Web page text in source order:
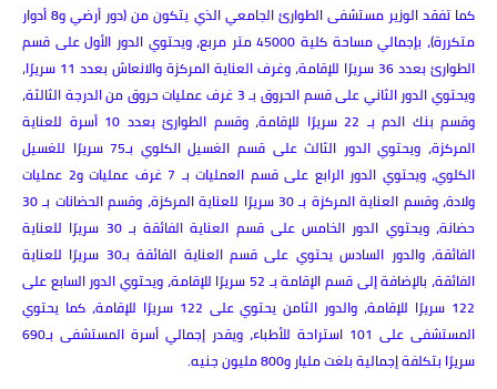
كما تفقد الوزير مستشفى الطوارئ الجامعي الذي يتكون من (دور أرضي و8 أدوار
متكررة)، بإجمالي مساحة كلية 45000 متر مربع، ويحتوي الدور الأول على قسم
الطوارئ بعدد 36 سريرًا للإقامة، وغرف العناية المركزة والانعاش بعدد 11 سريرًا،
ويحتوي الدور الثاني على قسم الحروق بـ 3 غرف عمليات حروق من الدرجة الثالثة،
وقسم بنك الدم بـ 22 سريرًا للإقامة، وقسم الطوارئ بعدد 10 أسرة للعناية
المركزة، ويحتوي الدور الثالث على قسم الغسيل الكلوي بـ75 سريرًا للغسيل
الكلوي، ويحتوي الدور الرابع على قسم العمليات بـ 7 غرف عمليات و2 عمليات
ولادة، وقسم العناية المركزة بـ 30 سريرًا للعناية المركزة، وقسم الحضانات بـ 30
حضانة، ويحتوي الدور الخامس على قسم العناية الفائقة بـ 30 سريرًا للعناية
الفائقة، والدور السادس يحتوي على قسم العناية الفائقة بـ30 سريرًا للعناية
الفائقة، بالإضافة إلى قسم الإقامة بـ 52 سريرًا للإقامة، ويحتوي الدور السابع على
122 سريرًا للإقامة، والدور الثامن يحتوي على 122 سريرًا للإقامة، كما يحتوي
المستشفى على 101 استراحة للأطباء، ويقدر إجمالي أسرة المستشفى بـ690
سريرًا بتكلفة إجمالية بلغت مليار و800 مليون جنيه.